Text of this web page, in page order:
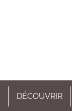
DÉCOUVRIR